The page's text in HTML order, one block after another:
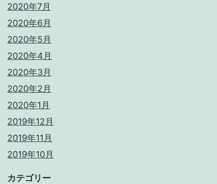
2020年7月
2020年6月
2020年5月
2020年4月
2020年3月
2020年2月
2020年1月
2019年12月
2019年11月
2019年10月
カテゴリー